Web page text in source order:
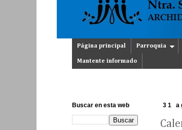
Página principal Parroquia
Mantente informado
31
Buscar en esta web